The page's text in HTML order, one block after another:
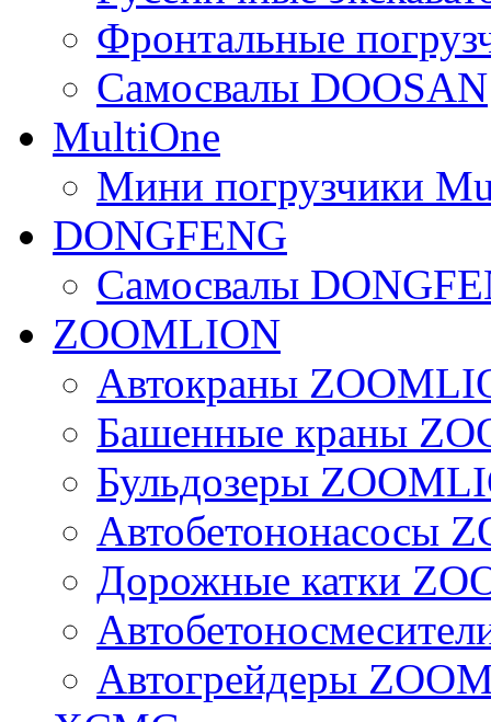
Фронтальные
Самосвалы DOOSAN
MultiOne
Мини погрузчики
DONGFENG
Самосвалы
ZOOMLION
Автокраны
Башенные краны
Бульдозеры
Автобетононасосы
Дорожные катки
Автогрейдеры